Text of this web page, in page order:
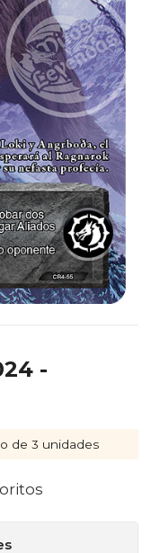
-
de 3 unidades